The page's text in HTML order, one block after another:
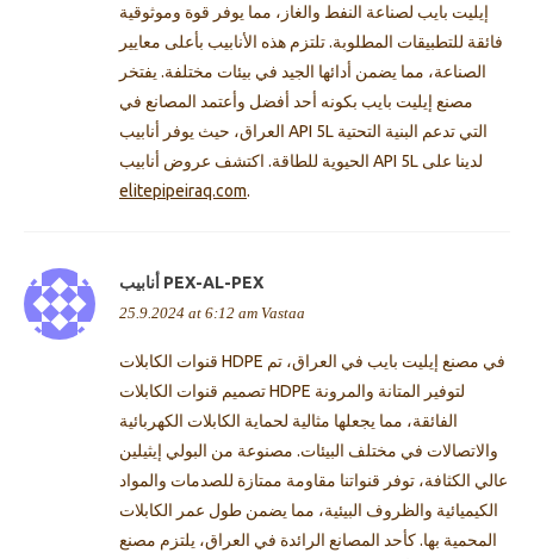
إيليت بايب لصناعة النفط والغاز، مما يوفر قوة وموثوقية
فائقة للتطبيقات المطلوبة. تلتزم هذه الأنابيب بأعلى معايير
الصناعة، مما يضمن أدائها الجيد في بيئات مختلفة. يفتخر
مصنع إيليت بايب بكونه أحد أفضل وأعتمد المصانع في
العراق، حيث يوفر أنابيب API 5L التي تدعم البنية التحتية
الحيوية للطاقة. اكتشف عروض أنابيب API 5L لدينا على
elitepipeiraq.com.
أنابيب PEX-AL-PEX
25.9.2024 at 6:12 am Vastaa
قنوات الكابلات HDPE في مصنع إيليت بايب في العراق، تم
تصميم قنوات الكابلات HDPE لتوفير المتانة والمرونة
الفائقة، مما يجعلها مثالية لحماية الكابلات الكهربائية
والاتصالات في مختلف البيئات. مصنوعة من البولي إيثيلين
عالي الكثافة، توفر قنواتنا مقاومة ممتازة للصدمات والمواد
الكيميائية والظروف البيئية، مما يضمن طول عمر الكابلات
المحمية بها. كأحد المصانع الرائدة في العراق، يلتزم مصنع